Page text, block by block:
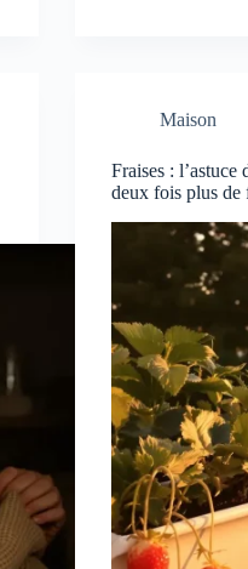
Maison
Fraises :
deux fois plus de